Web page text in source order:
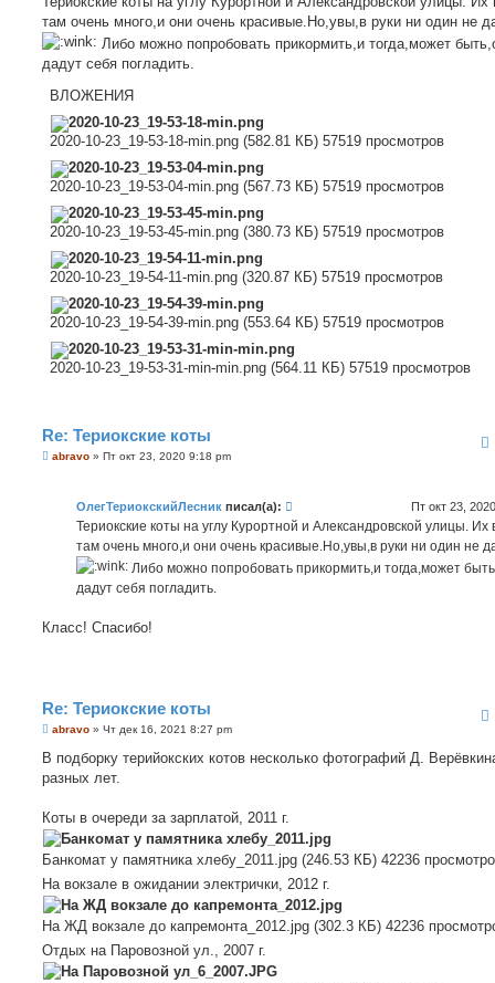
щ
е
н
и
там очень много,и они очень красивые.Но,увы,в руки ни один не
Либо можно попробовать прикормить,и тогда,может
дадут себя погладить.
ВЛОЖЕНИЯ
2020-10-23_19-53-18-min.png (582.81 КБ) 57519 просмотров
2020-10-23_19-53-04-min.png (567.73 КБ) 57519 просмотров
2020-10-23_19-53-45-min.png (380.73 КБ) 57519 просмотров
2020-10-23_19-54-11-min.png (320.87 КБ) 57519 просмотров
2020-10-23_19-54-39-min.png (553.64 КБ) 57519 просмотров
2020-10-23_19-53-31-min-min.png (564.11 КБ) 57519 просмотров
Re: Териокские коты
Сabravo » Пт окт 23, 2020 9:18 pm
ОлегТериокскийЛесник писал(а): Пт окт 23,
Териокские коты на углу Курортной и Александровской улицы. Их
там очень много,и они очень красивые.Но,увы,в руки ни один не
Либо можно попробовать прикормить,и тогда,может
дадут себя погладить.
Класс! Спасибо!
Re: Териокские коты
С
о
щ
и
е
abravo » Чт дек 16, 2021 8:27 pm
В подборку терийокских котов несколько фотографий Д.
разных лет.
Коты в очереди за зарплатой, 2011 г.
Банкомат у памятника хлебу_2011.jpg (246.53 КБ) 42236
На вокзале в ожидании электрички, 2012 г.
На ЖД вокзале до капремонта_2012.jpg (302.3 КБ) 42236
Отдых на Паровозной ул., 2007 г.